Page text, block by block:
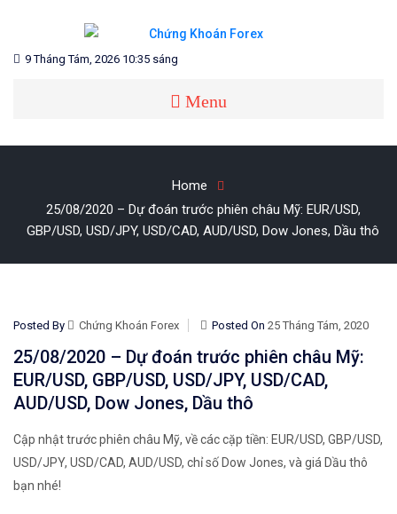
content
CHỨNG KHOÁN FOREX
Blog chia sẻ về Chứng Khoán và Forex
9 Tháng Tám, 2026 10:35 sáng
Menu
Home
25/08/2020 – Dự đoán trước phiên châu Mỹ: EUR/USD,
GBP/USD, USD/JPY, USD/CAD, AUD/USD, Dow Jones, Dầu thô
Posted By Chứng Khoán Forex Posted On 25 Tháng Tám, 2020
25/08/2020 – Dự đoán trước phiên châu Mỹ:
EUR/USD, GBP/USD, USD/JPY, USD/CAD,
AUD/USD, Dow Jones, Dầu thô
Cập nhật trước phiên châu Mỹ, về các cặp tiền: EUR/USD, GBP/USD,
USD/JPY, USD/CAD, AUD/USD, chỉ số Dow Jones, và giá Dầu thô
bạn nhé!